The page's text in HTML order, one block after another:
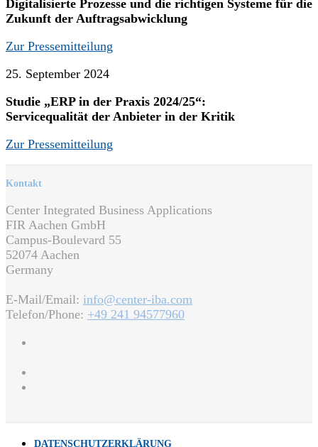
Digitalisierte Prozesse und die richtigen Systeme für die
Zukunft der Auftragsabwicklung
Zur Pressemitteilung
25. September 2024
Studie „ERP in der Praxis 2024/25“:
Servicequalität der Anbieter in der Kritik
Zur Pressemitteilung
Kontakt
Center Integrated Business Applications
FIR Aachen GmbH
Campus-Boulevard 55
52074 Aachen
Germany
E-Mail/Email: info@center-iba.com
Telefon/Phone: +49 241 94577960
DATENSCHUTZERKLÄRUNG